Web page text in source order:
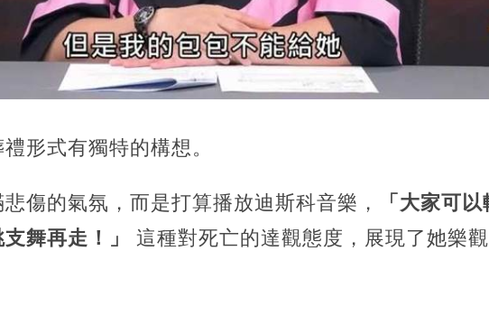
形式有獨特的構想。
傷的氣氛，而是打算播放迪斯科音樂，
「大家可
舞再走！」
這種對死亡的達觀態度，展現了她樂